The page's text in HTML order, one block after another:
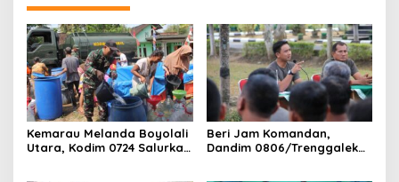
Kemarau Melanda Boyolali
Utara, Kodim 0724 Salurkan
Beri Jam Komandan,
Dandim 0806/Trenggalek